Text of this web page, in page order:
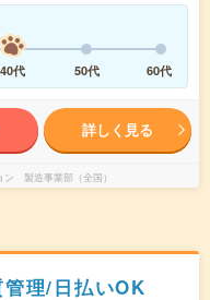
40代 50代 60代
詳しく見る
ン 製造事業部（全国）
管理/日払いOK